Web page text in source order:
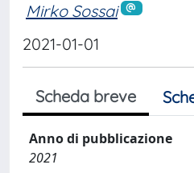
Mirko Sossai
2021-01-01
Scheda breve
Anno di pubblicazione
2021